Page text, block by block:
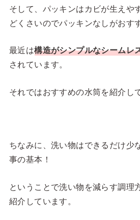
そして、パッキンはカビが生えや
どくさいのでパッキンなしがおす
最近は構造がシンプルなシームレ
されています。
それではおすすめの水筒を紹介し
ちなみに、洗い物はできるだけ少
事の基本！
ということで洗い物を減らす調理
紹介しています。